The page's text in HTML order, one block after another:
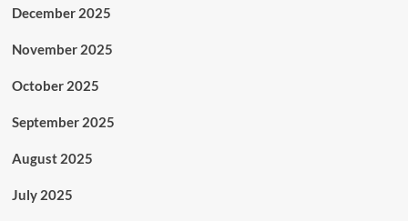
December 2025
November 2025
October 2025
September 2025
August 2025
July 2025